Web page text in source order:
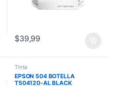
$39,99
Tinta
EPSON 504 BOTELLA
T504120-AL BLACK